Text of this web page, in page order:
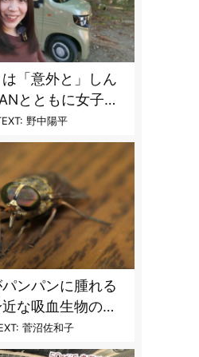
「意外と」しん
とともに女子ソ
勝手を検証
野中陽平
ンパンに腫れる
な吸血生物の
〟【vol.04 ア
カ】
菅沼佐和子